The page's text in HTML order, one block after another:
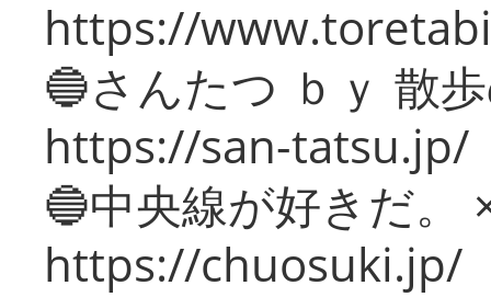
https://
🔵さんたつ ｂｙ 散
https://san-tatsu.jp/
🔵中央線が好きだ。
https://chuosuki.jp/